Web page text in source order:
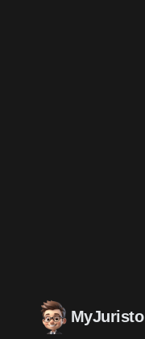
MyJuristo